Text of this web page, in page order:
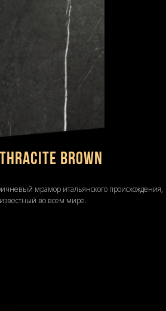
Brown
мрамор итальянского происхождения,
известный во всем мире.